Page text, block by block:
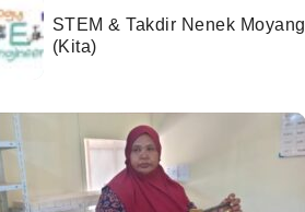
STEM & Takdir Nenek Moyang
(Kita)